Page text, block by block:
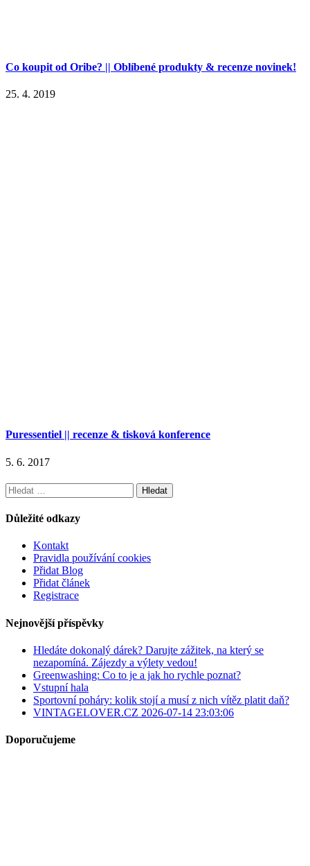
Co koupit od Oribe? || Oblíbené produkty & recenze novinek!
25. 4. 2019
Puressentiel || recenze & tisková konference
5. 6. 2017
Vyhledávání
Důležité odkazy
Kontakt
Pravidla používání cookies
Přidat Blog
Přidat článek
Registrace
Nejnovější příspěvky
Hledáte dokonalý dárek? Darujte zážitek, na který se
nezapomíná. Zájezdy a výlety vedou!
Greenwashing: Co to je a jak ho rychle poznat?
Vstupní hala
Sportovní poháry: kolik stojí a musí z nich vítěz platit daň?
VINTAGELOVER.CZ 2026-07-14 23:03:06
Doporučujeme